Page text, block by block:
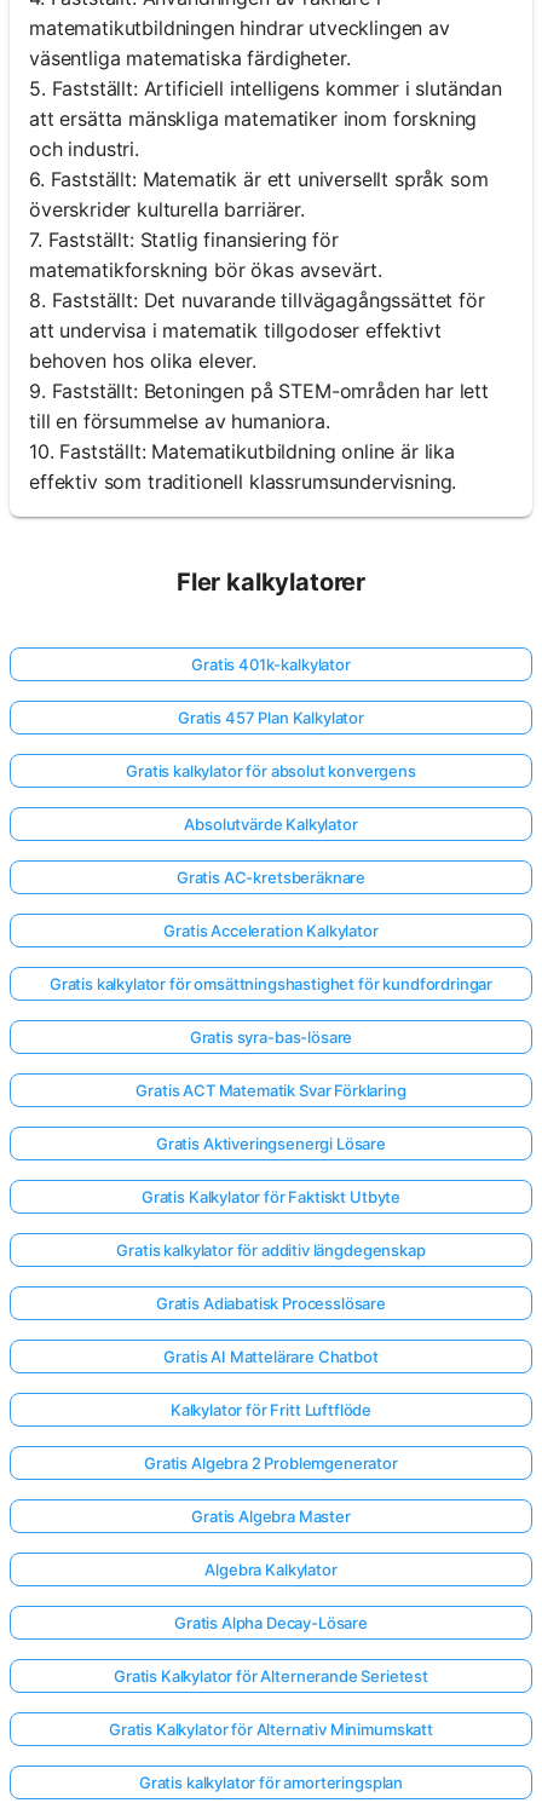
Inga
frågor
än
Ställ
första
fråga
matematikutbildningen hindrar utvecklingen av
väsentliga matematiska färdigheter.
5. Fastställt: Artificiell intelligens kommer i slutändan
att ersätta mänskliga matematiker inom forskning
och industri.
6. Fastställt: Matematik är ett universellt språk som
överskrider kulturella barriärer.
7. Fastställt: Statlig finansiering för
matematikforskning bör ökas avsevärt.
8. Fastställt: Det nuvarande tillvägagångssättet för
att undervisa i matematik tillgodoser effektivt
behoven hos olika elever.
9. Fastställt: Betoningen på STEM-områden har lett
till en försummelse av humaniora.
10. Fastställt: Matematikutbildning online är lika
effektiv som traditionell klassrumsundervisning.
Fler kalkylatorer
Gratis 401k-kalkylator
Gratis 457 Plan Kalkylator
Gratis kalkylator för absolut konvergens
Absolutvärde Kalkylator
Gratis AC-kretsberäknare
Gratis Acceleration Kalkylator
Gratis kalkylator för omsättningshastighet för kundfordringar
Gratis syra-bas-lösare
Gratis ACT Matematik Svar Förklaring
Gratis Aktiveringsenergi Lösare
Gratis Kalkylator för Faktiskt Utbyte
Gratis kalkylator för additiv längdegenskap
Gratis Adiabatisk Processlösare
Gratis AI Mattelärare Chatbot
Kalkylator för Fritt Luftflöde
Gratis Algebra 2 Problemgenerator
Gratis Algebra Master
Algebra Kalkylator
Gratis Alpha Decay-Lösare
Gratis Kalkylator för Alternerande Serietest
Gratis Kalkylator för Alternativ Minimumskatt
Gratis kalkylator för amorteringsplan